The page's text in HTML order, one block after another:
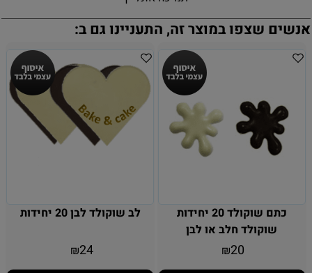
אנשים שצפו במוצר זה, התעניינו גם ב:
כתם שוקולד 20 יחידות
שוקולד חלב או לבן
₪20
לב שוקולד לבן 20 יחידות
₪24